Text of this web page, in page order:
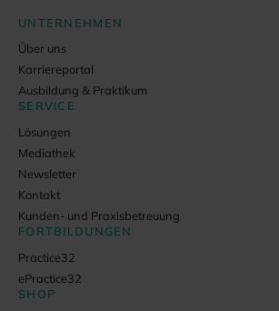
UNTERNEHMEN
Über uns
Karriereportal
Ausbildung & Praktikum
SERVICE
Lösungen
Mediathek
Newsletter
Kontakt
Kunden- und Praxisbetreuung
FORTBILDUNGEN
Practice32
ePractice32
SHOP